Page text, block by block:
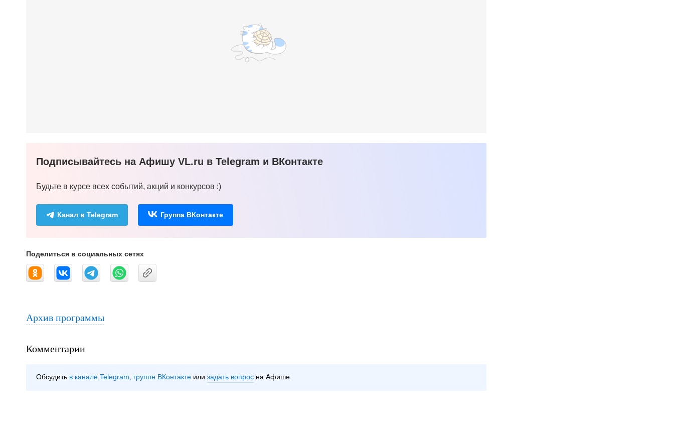
Подписывайтесь на Афишу VL.ru в Telegram и ВКонтакте
Будьте в курсе всех событий, акций и конкурсов :)
Канал в Telegram Группа ВКонтакте
Поделиться в социальных сетях
Архив программы
Комментарии
Обсудить в канале Telegram группе ВКонтакте задать вопрос на Афише